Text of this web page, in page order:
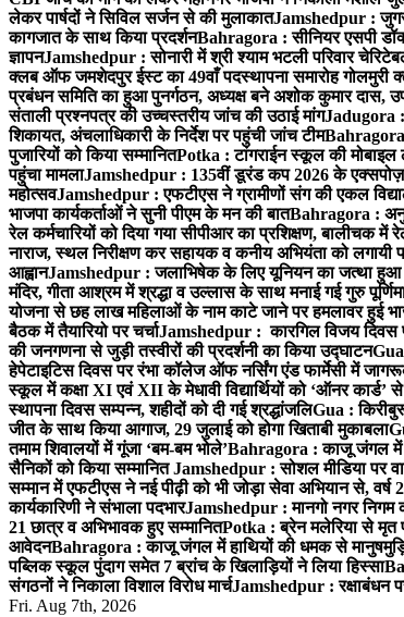
लेकर पार्षदों ने सिविल सर्जन से की मुलाकातJamshedpur :
कागजात के साथ किया प्रदर्शनBahragora : सीनियर एसपी
ज्ञापनJamshedpur : सोनारी में श्री श्याम भटली परिवार
क्लब ऑफ जमशेदपुर ईस्ट का 49वाँ पदस्थापना समारोह गोलमुरी
प्रबंधन समिति का हुआ पुनर्गठन, अध्यक्ष बने अशोक कुमार दास,
संताली प्रश्नपत्र की उच्चस्तरीय जांच की उठाई मांगJadugora :
शिकायत, अंचलाधिकारी के निर्देश पर पहुंची जांच टीम
पुजारियों को किया सम्मानितPotka : टांगराईन स्कूल की
पहुंचा मामलाJamshedpur : 135वीं डूरंड कप 2026 के एक्सपोज़र
महोत्सवJamshedpur : एफटीएस ने ग्रामीणों संग की एकल
भाजपा कार्यकर्ताओं ने सुनी पीएम के मन की बातBahragora :
रेल कर्मचारियों को दिया गया सीपीआर का प्रशिक्षण, बालीचक
नाराज, स्थल निरीक्षण कर सहायक व कनीय अभियंता को लगायी
आह्वानJamshedpur : जलाभिषेक के लिए यूनियन का जत्था हुआ
मंदिर, गीता आश्रम में श्रद्धा व उल्लास के साथ मनाई गई गुरु
योजना से छह लाख महिलाओं के नाम काटे जाने पर हमलावर हुई
बैठक में तैयारियो पर चर्चाJamshedpur : कारगिल विजय दिवस
की जनगणना से जुड़ी तस्वीरों की प्रदर्शनी का किया उद्घाटनGua
हेपेटाइटिस दिवस पर रंभा कॉलेज ऑफ नर्सिंग एंड फार्मेसी में
स्कूल में कक्षा XI एवं XII के मेधावी विद्यार्थियों को ‘ऑनर कार्ड’
स्थापना दिवस सम्पन्न, शहीदों को दी गई श्रद्धांजलिGua :
जीत के साथ किया आगाज, 29 जुलाई को होगा खिताबी मुकाबला
तमाम शिवालयों में गूंजा ‘बम-बम भोले’Bahragora : काजू जंगल में
सैनिकों को किया सम्मानितJamshedpur : सोशल मीडिया पर
सम्मान में एफटीएस ने नई पीढ़ी को भी जोड़ा सेवा अभियान से, वर्ष
कार्यकारिणी ने संभाला पदभारJamshedpur : मानगो नगर निगम
21 छात्र व अभिभावक हुए सम्मानितPotka : ब्रेन मलेरिया से मृत
आवेदनBahragora : काजू जंगल में हाथियों की धमक से
पब्लिक स्कूल पुंदाग समेत 7 ब्रांच के खिलाड़ियों ने लिया हिस्सा
संगठनों ने निकाला विशाल विरोध मार्चJamshedpur : रक्षाबंधन
Fri. Aug 7th, 2026